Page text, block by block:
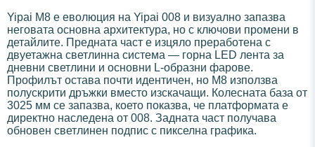
Yipai M8 е еволюция на Yipai 008 и визуално запазва
неговата основна архитектура, но с ключови промени в
детайлите. Предната част е изцяло преработена с
двуетажна светлинна система — горна LED лента за
дневни светлини и основни L-образни фарове.
Профилът остава почти идентичен, но M8 използва
полускрити дръжки вместо изскачащи. Колесната база от
3025 мм се запазва, което показва, че платформата е
директно наследена от 008. Задната част получава
обновен светлинен подпис с пикселна графика.